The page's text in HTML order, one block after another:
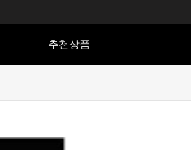
추천상품